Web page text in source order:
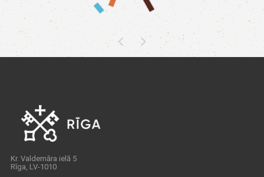
Kr. Valdemāra ielā 5
Rīga, LV-1010